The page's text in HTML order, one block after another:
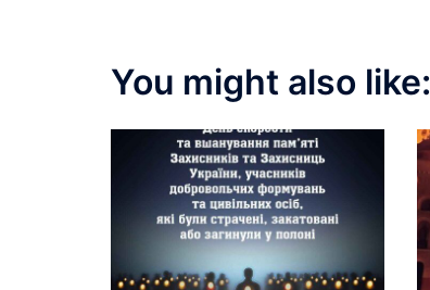
You might also like: